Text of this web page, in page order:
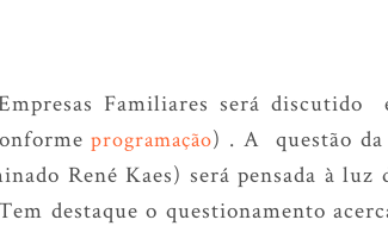
Familiares será discutido
programação) . A questão
René Kaes) será pensada à luz
destaque o questionamento